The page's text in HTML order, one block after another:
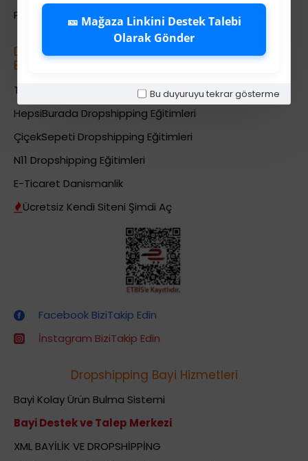
🎫 Mağaza Linkini Destek Talebi
Olarak Gönder
Bu duyuruyu tekrar gösterme
Para Puan Sistemi ile Kazanç
Dropshipping (Stoksuz Sat\u0131\u015f)
E\u011fitimleri
Trendyol Dropshipping Eğitimleri
HepsiBurada Dropshipping Eğitimleri
ÇiçekSepeti Dropshipping Eğitimleri
N11 Dropshipping Eğitimleri
E-Ticaret Danismanlik
Ücretsiz Kendi Siteni Şimdi Aç
Facebook BiziTakip Edin
İnstagram BiziTakip Edin
Dropshipping Bayi Hizmetleri
Bayi Kolay Ürün Bulma Sistemi
Bayi Destek ve Talep Merkezi
XML BAYİLİK VE DROPSHİPPİNG